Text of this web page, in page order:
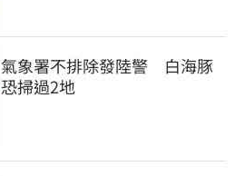
氣象署不排除發陸警　白海豚
恐掃過2地